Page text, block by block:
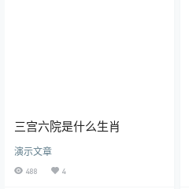
三宫六院是什么生肖
演示文章
488 4